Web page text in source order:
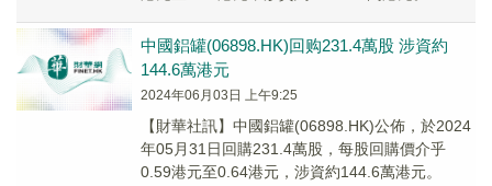
中國鋁罐(06898.HK)回购231.4萬股 涉資約
144.6萬港元
2024年06月03日 上午9:25
【財華社訊】中國鋁罐(06898.HK)公佈，於2024
年05月31日回購231.4萬股，每股回購價介乎
0.59港元至0.64港元，涉資約144.6萬港元。